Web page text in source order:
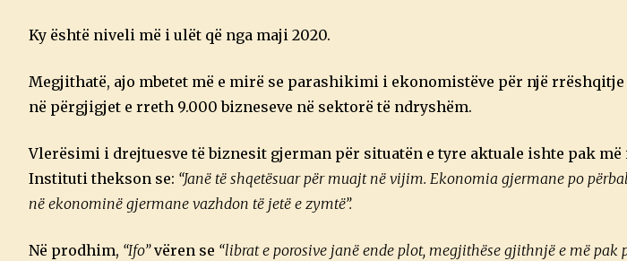
Ky është niveli më i ulët që nga maji 2020.
Megjithatë, ajo mbetet më e mirë se parashikimi i ekonomistëve për një rrëshqitje
në përgjigjet e rreth 9.000 bizneseve në sektorë të ndryshëm.
Vlerësimi i drejtuesve të biznesit gjerman për situatën e tyre aktuale ishte pak
Instituti thekson se: “Janë të shqetësuar për muajt në vijim. Ekonomia gjermane po
në ekonominë gjermane vazhdon të jetë e zymtë”.
Në prodhim, “Ifo”vëren se “librat e porosive janë ende plot, megjithëse gjithnjë e më pak